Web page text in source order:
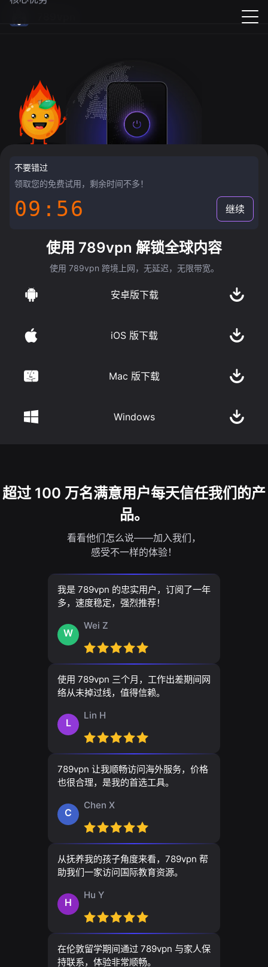
不要错过
领取您的免费试用，剩余时间不多！
09:55 继续
使用 789vpn 解锁全球内容
使用 789vpn 跨境上网，无延迟，无限带宽。
安卓版下载
iOS 版下载
Mac 版下载
Windows
超过 100 万名满意用户每天信任我们的产
品。
看看他们怎么说——加入我们，
感受不一样的体验！
我是 789vpn 的忠实用户，订阅了一年
多，速度稳定，强烈推荐！
W
Wei Z
使用 789vpn 三个月，工作出差期间网
络从未掉过线，值得信赖。
L
Lin H
789vpn 让我顺畅访问海外服务，价格
也很合理，是我的首选工具。
C
Chen X
从抚养我的孩子角度来看，789vpn 帮
助我们一家访问国际教育资源。
H
Hu Y
在伦敦留学期间通过 789vpn 与家人保
持联系，体验非常顺畅。